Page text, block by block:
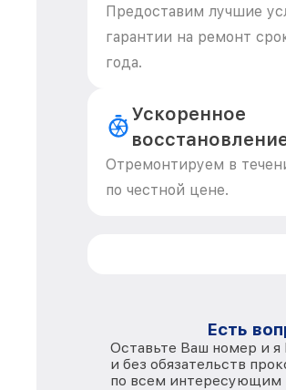
Предоставим лучшие
гарантии на ремонт
года.
Ускоренное
Отремонтируем в
по честной цене.
Есть
Оставьте Ваш номер и я
и без обязательств
по всем интересующим